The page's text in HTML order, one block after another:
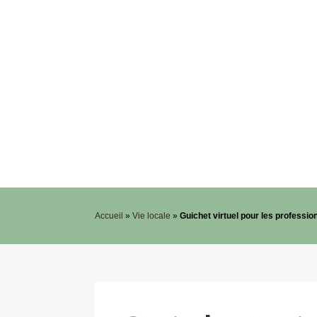
Accueil »Vie locale »Guichet virtuel pour les